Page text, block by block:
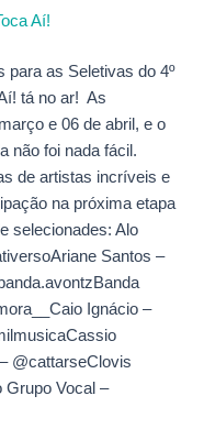
para as Seletivas do 4º
tá no ar! As
e 06 de abril, e o
não foi nada fácil.
de artistas incríveis e
na próxima etapa
selecionades: Alo
Santos –
Ignácio –
@cattarseClovis
Grupo Vocal –